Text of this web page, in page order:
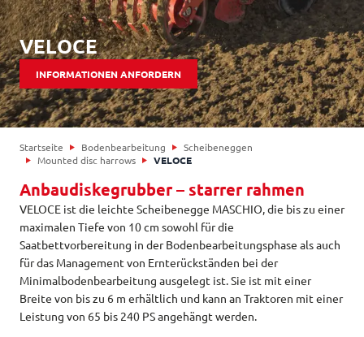
VELOCE
INFORMATIONEN ANFORDERN
Startseite Bodenbearbeitung
Scheibeneggen
Mounted disc harrows
VELOCE
Anbaudiskegrubber – starrer rahmen
VELOCE ist die leichte Scheibenegge MASCHIO, die bis zu einer
maximalen Tiefe von 10 cm sowohl für die
Saatbettvorbereitung in der Bodenbearbeitungsphase als auch
für das Management von Ernterückständen bei der
Minimalbodenbearbeitung ausgelegt ist. Sie ist mit einer
Breite von bis zu 6 m erhältlich und kann an Traktoren mit einer
Leistung von 65 bis 240 PS angehängt werden.